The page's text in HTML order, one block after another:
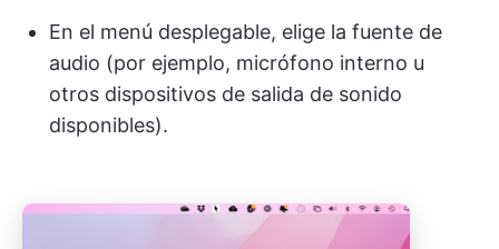
En el menú desplegable, elige la fuente de
audio (por ejemplo, micrófono interno u
otros dispositivos de salida de sonido
disponibles).